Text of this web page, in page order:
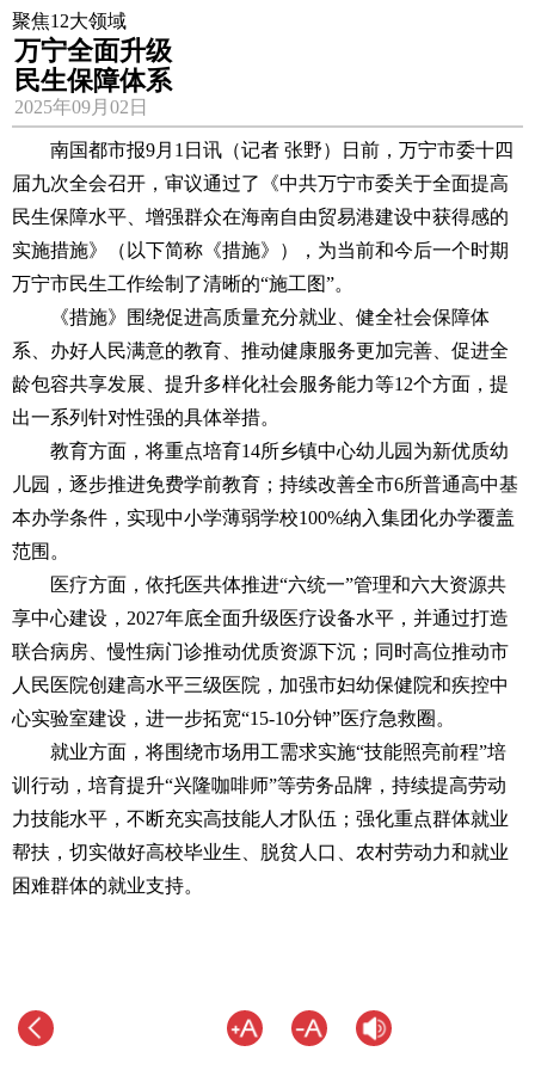
聚焦12大领域
万宁全面升级
民生保障体系
2025年09月02日
南国都市报9月1日讯（记者 张野）日前，万宁市委十四
届九次全会召开，审议通过了《中共万宁市委关于全面提高
民生保障水平、增强群众在海南自由贸易港建设中获得感的
实施措施》（以下简称《措施》），为当前和今后一个时期
万宁市民生工作绘制了清晰的“施工图”。
《措施》围绕促进高质量充分就业、健全社会保障体
系、办好人民满意的教育、推动健康服务更加完善、促进全
龄包容共享发展、提升多样化社会服务能力等12个方面，提
出一系列针对性强的具体举措。
教育方面，将重点培育14所乡镇中心幼儿园为新优质幼
儿园，逐步推进免费学前教育；持续改善全市6所普通高中基
本办学条件，实现中小学薄弱学校100%纳入集团化办学覆盖
范围。
医疗方面，依托医共体推进“六统一”管理和六大资源共
享中心建设，2027年底全面升级医疗设备水平，并通过打造
联合病房、慢性病门诊推动优质资源下沉；同时高位推动市
人民医院创建高水平三级医院，加强市妇幼保健院和疾控中
心实验室建设，进一步拓宽“15-10分钟”医疗急救圈。
就业方面，将围绕市场用工需求实施“技能照亮前程”培
训行动，培育提升“兴隆咖啡师”等劳务品牌，持续提高劳动
力技能水平，不断充实高技能人才队伍；强化重点群体就业
帮扶，切实做好高校毕业生、脱贫人口、农村劳动力和就业
困难群体的就业支持。